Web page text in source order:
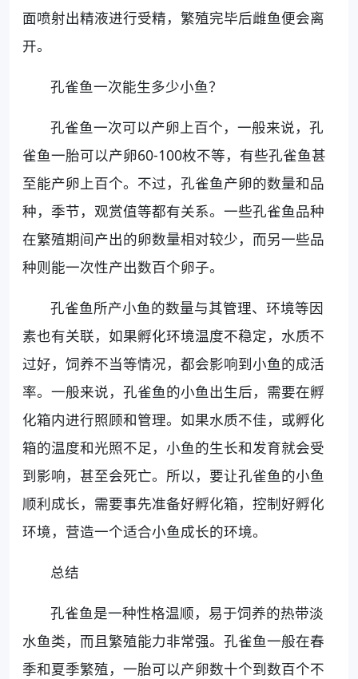
面喷射出精液进行受精，繁殖完毕后雌鱼便会离
开。
孔雀鱼一次能生多少小鱼？
孔雀鱼一次可以产卵上百个，一般来说，孔
雀鱼一胎可以产卵60-100枚不等，有些孔雀鱼甚
至能产卵上百个。不过，孔雀鱼产卵的数量和品
种，季节，观赏值等都有关系。一些孔雀鱼品种
在繁殖期间产出的卵数量相对较少，而另一些品
种则能一次性产出数百个卵子。
孔雀鱼所产小鱼的数量与其管理、环境等因
素也有关联，如果孵化环境温度不稳定，水质不
过好，饲养不当等情况，都会影响到小鱼的成活
率。一般来说，孔雀鱼的小鱼出生后，需要在孵
化箱内进行照顾和管理。如果水质不佳，或孵化
箱的温度和光照不足，小鱼的生长和发育就会受
到影响，甚至会死亡。所以，要让孔雀鱼的小鱼
顺利成长，需要事先准备好孵化箱，控制好孵化
环境，营造一个适合小鱼成长的环境。
总结
孔雀鱼是一种性格温顺，易于饲养的热带淡
水鱼类，而且繁殖能力非常强。孔雀鱼一般在春
季和夏季繁殖，一胎可以产卵数十个到数百个不